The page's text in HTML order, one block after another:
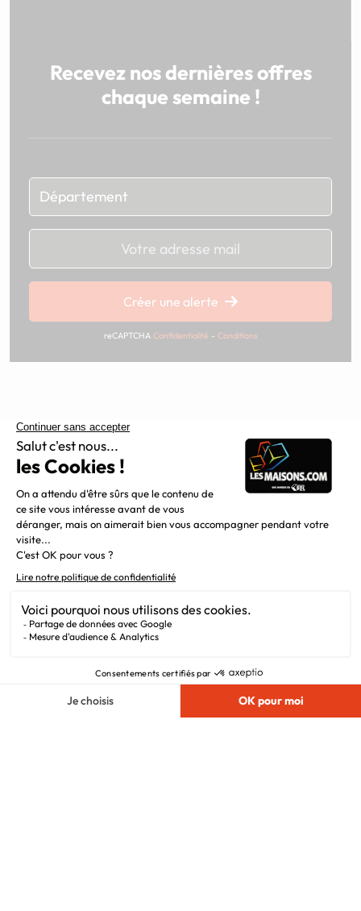
Recevez nos dernières offres
chaque semaine !
Chargement...
Créer une alerte
reCAPTCHA Confidentialité - Conditions
Constructeur de maisons individuelles, Maisons.com est une
grand nord de la France.
Liens utiles
Alertes offres